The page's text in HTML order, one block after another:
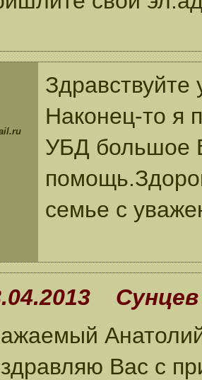
Наконец-то я
УБД большое
семье с
Вас с